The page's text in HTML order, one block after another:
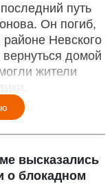
путь
Он погиб,
Невского
домой
жители
высказались
о блокадном